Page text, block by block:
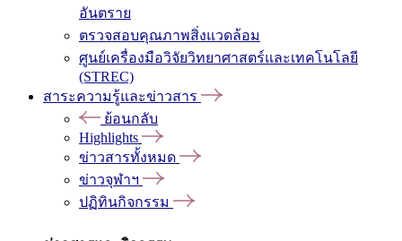
อันตราย
ตรวจสอบคุณภาพสิ่งแวดล้อม
ศูนย์เครื่องมือวิจัยวิทยาศาสตร์และเทคโนโลยี
(STREC)
สาระความรู้และข่าวสาร
ย้อนกลับ
Highlights
ข่าวสารทั้งหมด
ข่าวจุฬาฯ
ปฏิทินกิจกรรม